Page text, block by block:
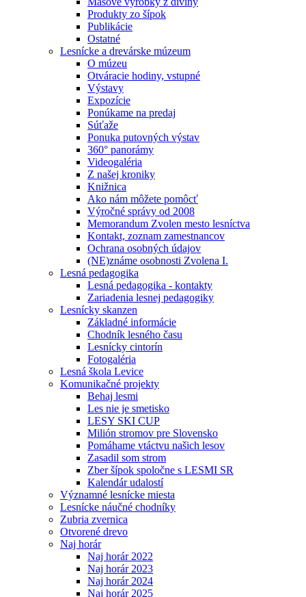
Produkty zo šípok
Publikácie
Ostatné
Lesnícke a drevárske múzeum
O múzeu
Otváracie hodiny, vstupné
Výstavy
Expozície
Ponúkame na predaj
Súťaže
Ponuka putovných výstav
360° panorámy
Videogaléria
Z našej kroniky
Knižnica
Ako nám môžete pomôcť
Výročné správy od 2008
Memorandum Zvolen mesto lesníctva
Kontakt, zoznam zamestnancov
Ochrana osobných údajov
(NE)známe osobnosti Zvolena I.
Lesná pedagogika
Lesná pedagogika - kontakty
Zariadenia lesnej pedagogiky
Lesnícky skanzen
Základné informácie
Chodník lesného času
Lesnícky cintorín
Fotogaléria
Lesná škola Levice
Komunikačné projekty
Behaj lesmi
Les nie je smetisko
LESY SKI CUP
Milión stromov pre Slovensko
Pomáhame vtáctvu našich lesov
Zasadil som strom
Zber šípok spoločne s LESMI SR
Kalendár udalostí
Významné lesnícke miesta
Lesnícke náučné chodníky
Zubria zvernica
Otvorené drevo
Naj horár
Naj horár 2022
Naj horár 2023
Naj horár 2024
Naj horár 2025